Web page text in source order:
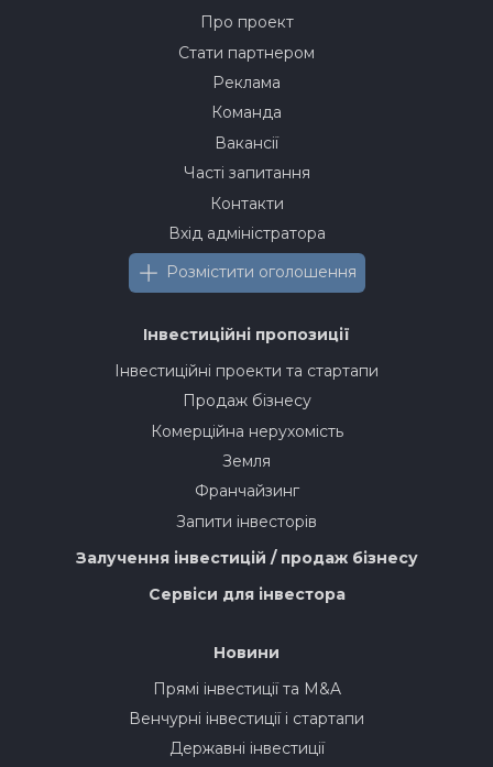
Про проект
Стати партнером
Реклама
Команда
Вакансії
Часті запитання
Контакти
Вхід адміністратора
Розмістити оголошення
Інвестиційні пропозиції
Інвестиційні проекти та стартапи
Продаж бізнесу
Комерційна нерухомість
Земля
Франчайзинг
Запити інвесторів
Залучення інвестицій / продаж бізнесу
Сервіси для інвестора
Новини
Прямі інвестиції та M&A
Венчурні інвестиції і стартапи
Державні інвестиції